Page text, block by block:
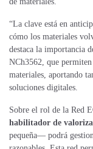
“La clave está en
cómo los materiales
destaca la importancia
NCh3562, que
materiales, aportando
soluciones digitales.
Sobre el rol de la Red
habilitador de
pequeña— podrá